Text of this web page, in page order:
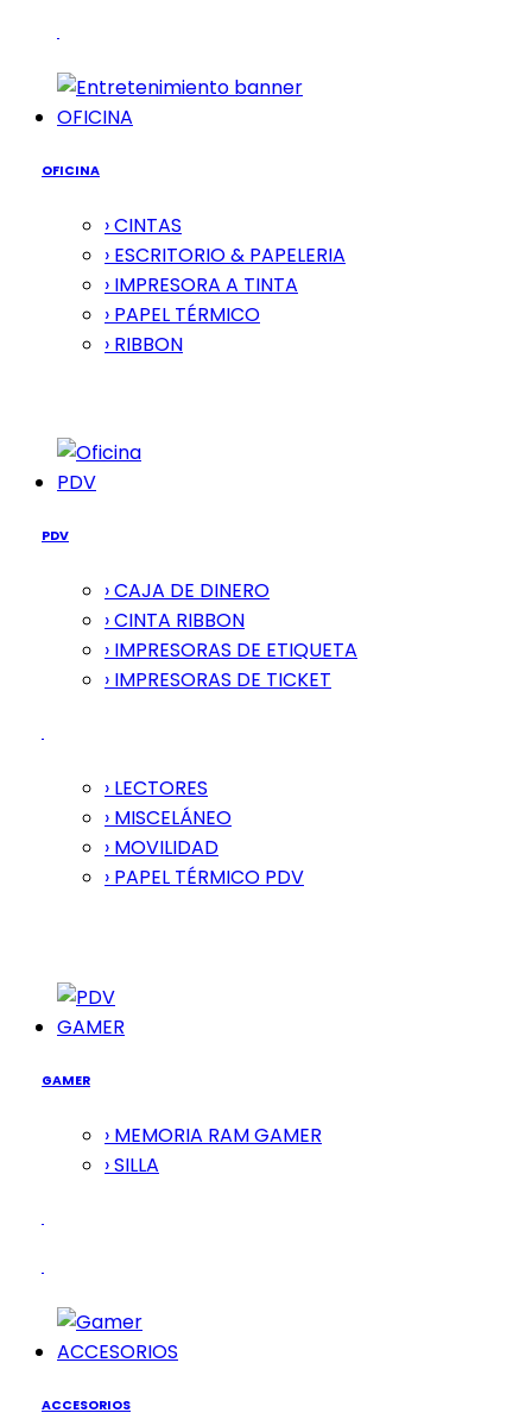
OFICINA
OFICINA
› CINTAS
› ESCRITORIO & PAPELERIA
› IMPRESORA A TINTA
› PAPEL TÉRMICO
› RIBBON
PDV
PDV
› CAJA DE DINERO
› CINTA RIBBON
› IMPRESORAS DE ETIQUETA
› IMPRESORAS DE TICKET
› LECTORES
› MISCELÁNEO
› MOVILIDAD
› PAPEL TÉRMICO PDV
GAMER
GAMER
› MEMORIA RAM GAMER
› SILLA
ACCESORIOS
ACCESORIOS